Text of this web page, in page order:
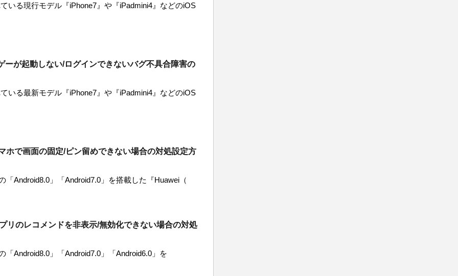
る現行モデル『iPhone7』や『iPadmini4』などのiOS
ーが起動しない/ログインできないバグ不具合障害の
る最新モデル『iPhone7』や『iPadmini4』などのiOS
ホで画面の固定/ピン留めできない場合の対処設定方
Android8.0」「Android7.0」を搭載した『Huawei（
リのレコメンドを非表示/無効化できない場合の対処
Android8.0」「Android7.0」「Android6.0」を